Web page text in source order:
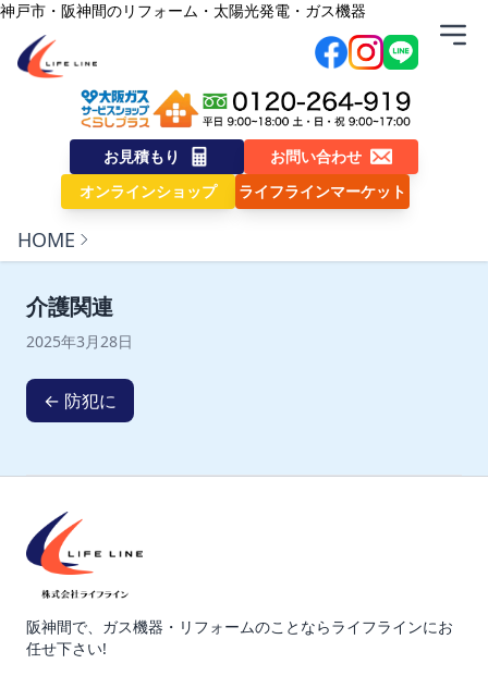
内容をスキップ
神戸市・阪神間のリフォーム・太陽光発電・ガス機器
株式会社ライフライン
お見積もり
お問い合わせ
オンラインショップ
ライフラインマーケット
HOME
介護関連
2025年3月28日
← 防犯に
阪神間で、ガス機器・リフォームのことならライフラインにお
任せ下さい!